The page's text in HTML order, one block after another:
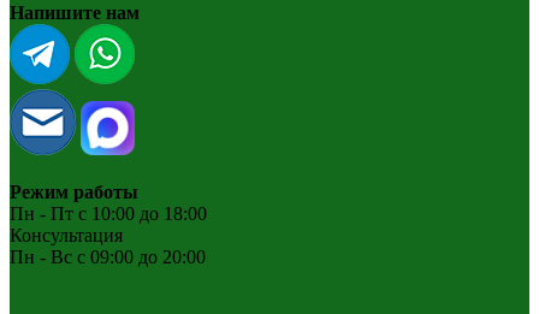
Напишите нам
Режим работы
Пн - Пт с 10:00 до 18:00
Консультация
Пн - Вс с 09:00 до 20:00